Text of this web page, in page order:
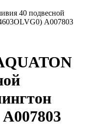
40 подвесной
A007803